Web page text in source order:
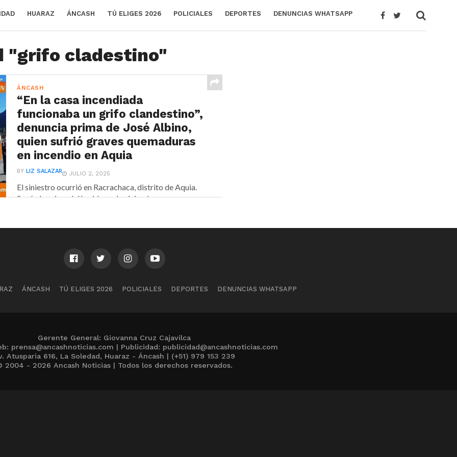
HUARAZ ÁNCASH TÚ ELIGES 2026 POLICIALES DEPORTES DENUNCIAS WHATSAPP
"grifo cladestino"
ÁNCASH
“En la casa incendiada
funcionaba un grifo clandestino”,
denuncia prima de José Albino,
quien sufrió graves quemaduras
en incendio en Aquia
BYLIZ SALAZAR JULIO 2, 2025
El siniestro ocurrió en Racrachaca, distrito de Aquia.
Según la prima del herido, en la vivienda...
ÁNCASH TÚ ELIGES 2026 POLICIALES DEPORTES DENUNCIAS WHATSAPP
Gerente General: Giovanna Cruz Cajavilca
prensa@ancashnoticias.com | Publicidad: publicidad@ancashnoticias.com
Atusparia 616, La Soledad, Huaraz - Áncash | (+51) 979 153 239
2004 - 2026 Ancash Noticias | Todos los derechos reservados.